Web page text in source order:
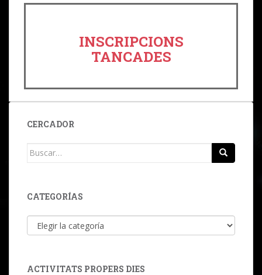
INSCRIPCIONS
TANCADES
CERCADOR
Buscar:
CATEGORÍAS
Categorías
ACTIVITATS PROPERS DIES